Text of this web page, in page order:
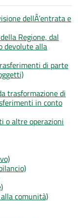
dellÂ’entrata e
Regione, dal
devolute alla
di parte
trasformazione di
in conto
o altre operazioni
comunità)